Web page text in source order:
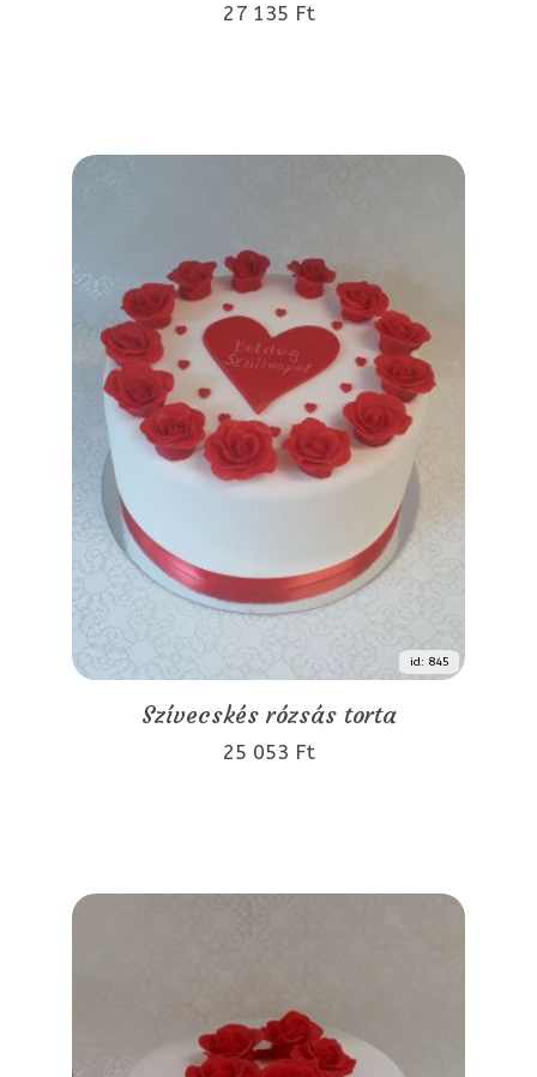
27 135 Ft
id: 845
Szívecskés rózsás torta
25 053 Ft